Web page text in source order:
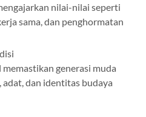
nilai-nilai seperti
sama, dan penghormatan
generasi muda
adat, dan identitas budaya